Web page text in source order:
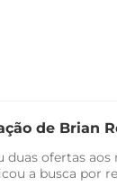
de Brian
ofertas aos
a busca por